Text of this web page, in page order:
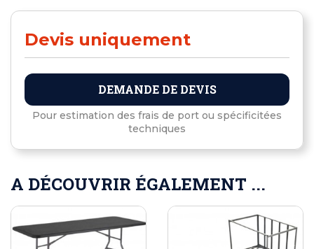
Devis uniquement
DEMANDE DE DEVIS
Pour estimation des frais de port ou spécificitées
techniques
A DÉCOUVRIR ÉGALEMENT ...